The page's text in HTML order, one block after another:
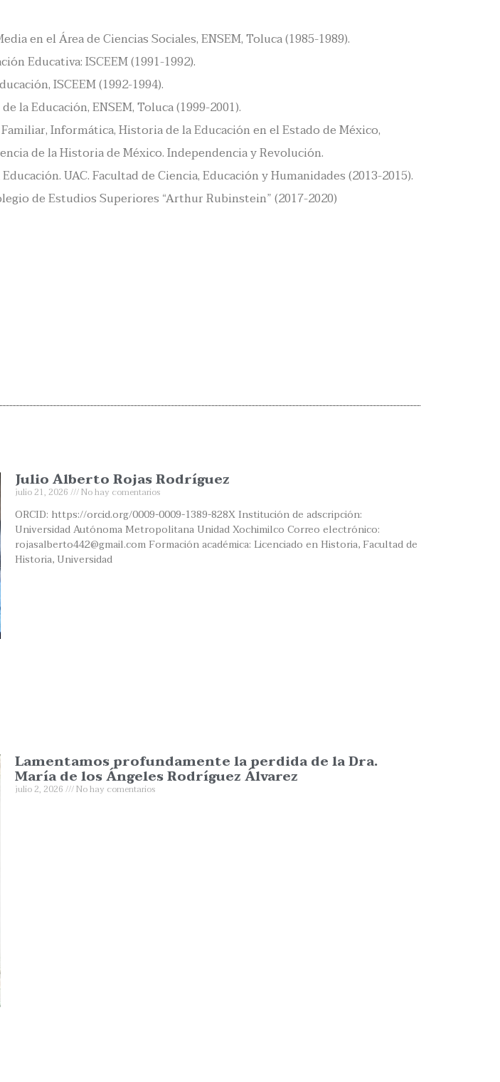
en el Área de Ciencias Sociales, ENSEM, Toluca (1985-1989).
Educativa: ISCEEM (1991-1992).
ISCEEM (1992-1994).
la Educación, ENSEM, Toluca (1999-2001).
Informática, Historia de la Educación en el Estado de México,
de la Historia de México. Independencia y Revolución.
UAC. Facultad de Ciencia, Educación y Humanidades (2013-2015).
de Estudios Superiores “Arthur Rubinstein” (2017-2020)
Julio Alberto Rojas Rodríguez
julio 21, 2026 No hay comentarios
ORCID: https://orcid.org/0009-0009-1389-828X Institución de adscripción:
Universidad Autónoma Metropolitana Unidad Xochimilco Correo electrónico:
rojasalberto442@gmail.com Formación académica: Licenciado en Historia, Facultad de
Historia, Universidad
Lamentamos profundamente la perdida de la Dra.
María de los Ángeles Rodríguez Álvarez
julio 2, 2026 No hay comentarios